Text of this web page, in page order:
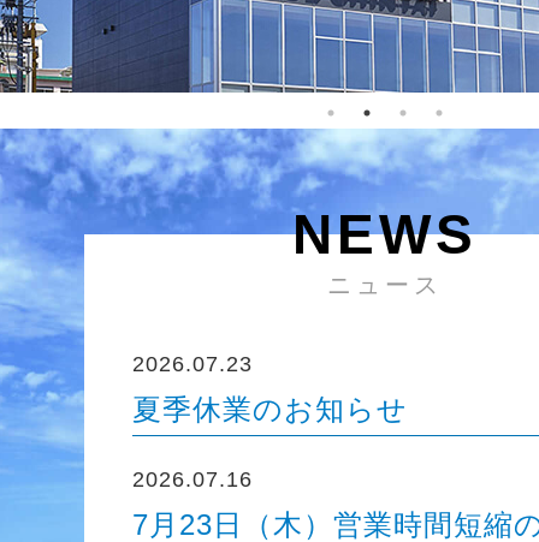
NEWS
ニュース
2026.07.23
夏季休業のお知らせ
2026.07.16
7月23日（木）営業時間短縮